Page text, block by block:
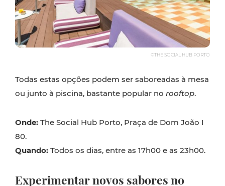
©THE SOCIAL HUB PORTO
Todas estas opções podem ser saboreadas à mesa
ou junto à piscina, bastante popular no rooftop.
Onde: The Social Hub Porto, Praça de Dom João I
80.
Quando: Todos os dias, entre as 17h00 e as 23h00.
Experimentar novos sabores no